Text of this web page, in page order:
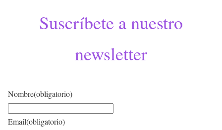
Suscríbete a nuestro
newsletter
Nombre(obligatorio)
Email(obligatorio)